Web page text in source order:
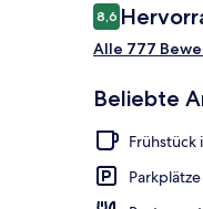
8,68,6 von 10.
Alle 777
Beliebte